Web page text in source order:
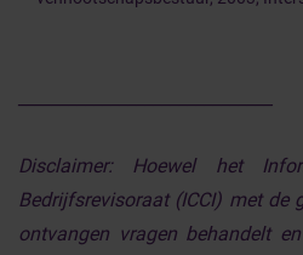
Disclaimer: Hoewel het
Bedrijfsrevisoraat (ICCI) met de
ontvangen vragen behandelt